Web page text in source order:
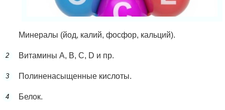
Минералы (йод, калий, фосфор, кальций).
Витамины А, В, С, D и пр.
Полиненасыщенные кислоты.
Белок.